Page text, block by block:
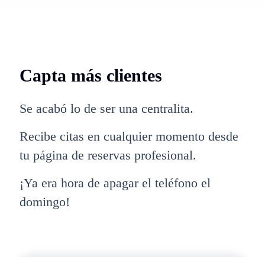
Capta más clientes
Se acabó lo de ser una centralita.
Recibe citas en cualquier momento desde
tu página de reservas profesional.
¡Ya era hora de apagar el teléfono el
domingo!